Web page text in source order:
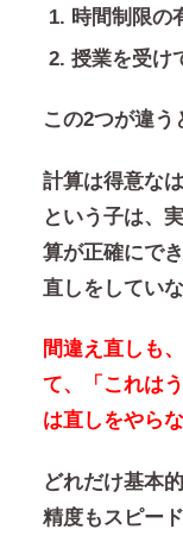
時間制限の
授業を受け
この2つが違う
計算は得意な
という子は、
算が正確にで
直しをしてい
間違え直しも
て、「これは
は直しをやら
どれだけ基本
精度もスピー